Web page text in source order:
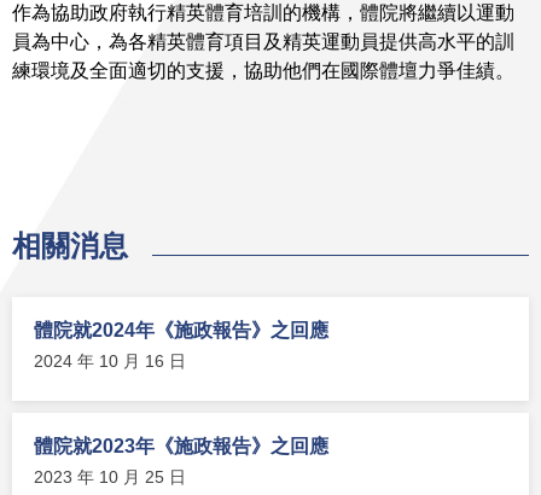
作為協助政府執行精英體育培訓的機構，體院將繼續以運動
員為中心，為各精英體育項目及精英運動員提供高水平的訓
練環境及全面適切的支援，協助他們在國際體壇力爭佳績。
相關消息
體院就2024年《施政報告》之回應
2024 年 10 月 16 日
體院就2023年《施政報告》之回應
2023 年 10 月 25 日